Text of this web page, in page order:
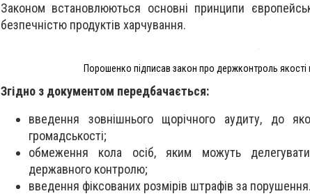
Законом встановлюються основні принципи
безпечністю продуктів харчування.
Порошенко підписав закон про держконтроль якості
Згідно з документом передбачається:
введення зовнішнього щорічного аудиту, до
громадськості;
обмеження кола осіб, яким можуть
державного контролю;
введення фіксованих розмірів штрафів за порушення.